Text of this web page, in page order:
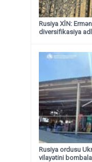
Rusiya XİN:
diversifikasiya
Rusiya ordusu
vilayətini